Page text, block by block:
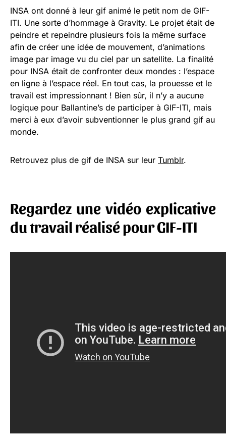
INSA ont donné à leur gif animé le petit nom de GIF-
ITI. Une sorte d’hommage à Gravity. Le projet était de
peindre et repeindre plusieurs fois la même surface
afin de créer une idée de mouvement, d’animations
image par image vu du ciel par un satellite. La finalité
pour INSA était de confronter deux mondes : l’espace
en ligne à l’espace réel. En tout cas, la prouesse et le
travail est impressionnant ! Bien sûr, il n’y a aucune
logique pour Ballantine’s de participer à GIF-ITI, mais
merci à eux d’avoir subventionner le plus grand gif au
monde.
Retrouvez plus de gif de INSA sur leur Tumblr.
Regardez une vidéo explicative
du travail réalisé pour GIF-ITI